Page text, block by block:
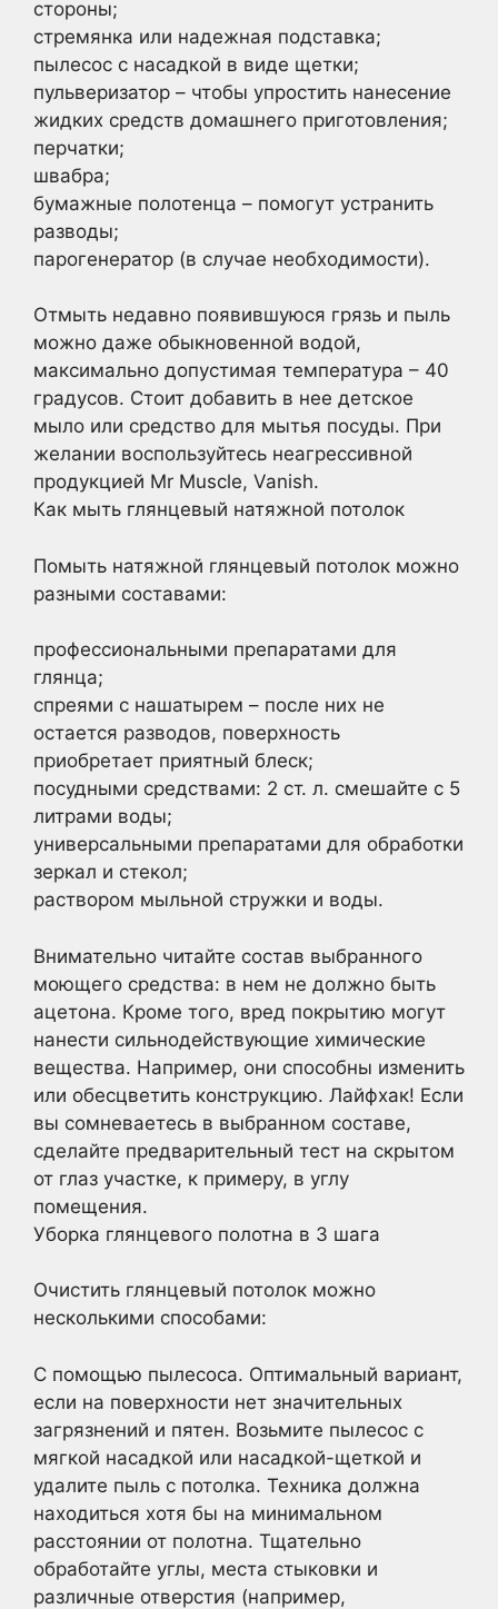
стороны;
стремянка или надежная подставка;
пылесос с насадкой в виде щетки;
пульверизатор – чтобы упростить нанесение
жидких средств домашнего приготовления;
перчатки;
швабра;
бумажные полотенца – помогут устранить
разводы;
парогенератор (в случае необходимости).
Отмыть недавно появившуюся грязь и пыль
можно даже обыкновенной водой,
максимально допустимая температура – 40
градусов. Стоит добавить в нее детское
мыло или средство для мытья посуды. При
желании воспользуйтесь неагрессивной
продукцией Mr Muscle, Vanish.
Как мыть глянцевый натяжной потолок
Помыть натяжной глянцевый потолок можно
разными составами:
профессиональными препаратами для
глянца;
спреями с нашатырем – после них не
остается разводов, поверхность
приобретает приятный блеск;
посудными средствами: 2 ст. л. смешайте с 5
литрами воды;
универсальными препаратами для обработки
зеркал и стекол;
раствором мыльной стружки и воды.
Внимательно читайте состав выбранного
моющего средства: в нем не должно быть
ацетона. Кроме того, вред покрытию могут
нанести сильнодействующие химические
вещества. Например, они способны изменить
или обесцветить конструкцию. Лайфхак! Если
вы сомневаетесь в выбранном составе,
сделайте предварительный тест на скрытом
от глаз участке, к примеру, в углу
помещения.
Уборка глянцевого полотна в 3 шага
Очистить глянцевый потолок можно
несколькими способами:
С помощью пылесоса. Оптимальный вариант,
если на поверхности нет значительных
загрязнений и пятен. Возьмите пылесос с
мягкой насадкой или насадкой-щеткой и
удалите пыль с потолка. Техника должна
находиться хотя бы на минимальном
расстоянии от полотна. Тщательно
обработайте углы, места стыковки и
различные отверстия (например,